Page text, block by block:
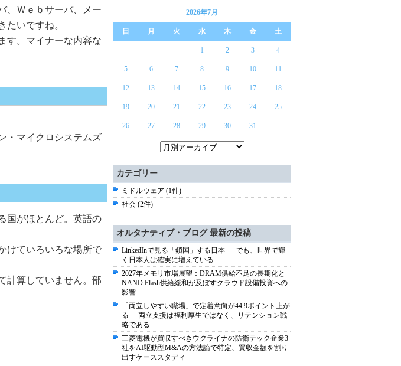
、Ｗｅｂサーバ、メー
たいですね。
す。マイナーな内容な
・マイクロシステムズ
国がほとんど。英語の
けていろいろな場所で
計算していません。部
2026年7月
日 月 火 水 木 金 土
1 2 3 4
5 6 7 8 9 10 11
12 13 14 15 16 17 18
19 20 21 22 23 24 25
26 27 28 29 30 31
カテゴリー
ミドルウェア (1件)
社会 (2件)
オルタナティブ・ブログ 最新の投稿
LinkedInで見る「鎖国」する日本 ― でも、世界で輝
く日本人は確実に増えている
2027年メモリ市場展望：DRAM供給不足の長期化と
NAND Flash供給緩和が及ぼすクラウド設備投資への
影響
「両立しやすい職場」で定着意向が44.9ポイント上が
る----両立支援は福利厚生ではなく、リテンション戦
略である
三菱電機が買収すべきウクライナの防衛テック企業3
社をAI駆動型M&Aの方法論で特定、買収金額を割り
出すケーススタディ